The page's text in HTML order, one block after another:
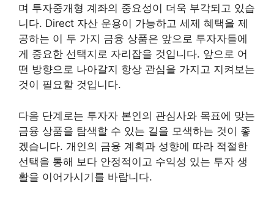
며 투자중개형 계좌의 중요성이 더욱 부각되고 있습
니다. Direct 자산 운용이 가능하고 세제 혜택을 제
공하는 이 두 가지 금융 상품은 앞으로 투자자들에
게 중요한 선택지로 자리잡을 것입니다. 앞으로 어
떤 방향으로 나아갈지 항상 관심을 가지고 지켜보는
것이 필요할 것입니다.
다음 단계로는 투자자 본인의 관심사와 목표에 맞는
금융 상품을 탐색할 수 있는 길을 모색하는 것이 좋
겠습니다. 개인의 금융 계획과 성향에 따라 적절한
선택을 통해 보다 안정적이고 수익성 있는 투자 생
활을 이어가시기를 바랍니다.